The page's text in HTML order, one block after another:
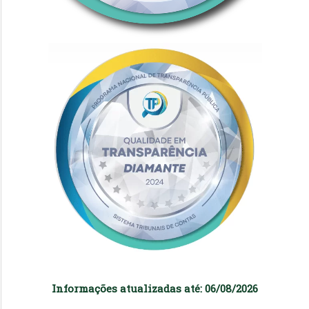
Informações atualizadas até: 06/08/2026